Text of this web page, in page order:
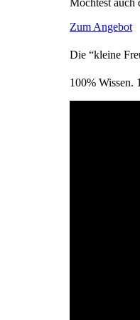
Zum Angebot
Die “kleine
100% Wissen.